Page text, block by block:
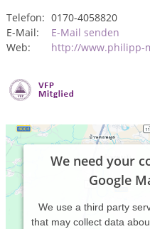
Telefon: 0170-4058820
E-Mail:
E-Mail senden
Web:
http://www.philipp-
We need your
Google
We use a third party
that may collect data